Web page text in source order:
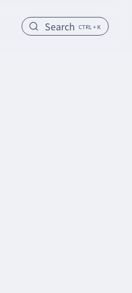
Search CTRL + K